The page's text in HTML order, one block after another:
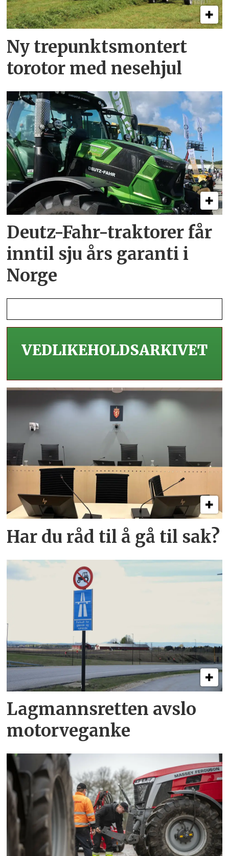
Ny trepunkts­montert
torotor med nesehjul
Deutz-Fahr-traktorer får
inntil sju års garanti i
Norge
VEDLIKEHOLDS­ARKIVET
Har du råd til å gå til sak?
Lagmannsretten avslo
motorveganke